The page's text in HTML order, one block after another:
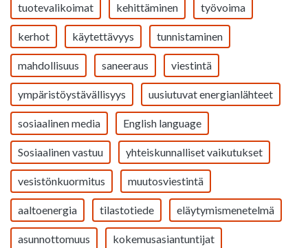
tuotevalikoimat kehittäminen työvoima
kerhot käytettävyys tunnistaminen
mahdollisuus saneeraus viestintä
ympäristöystävällisyys uusiutuvat energianlähteet
sosiaalinen media English language
Sosiaalinen vastuu yhteiskunnalliset vaikutukset
vesistönkuormitus muutosviestintä
aaltoenergia tilastotiede eläytymismenetelmä
asunnottomuus kokemusasiantuntijat